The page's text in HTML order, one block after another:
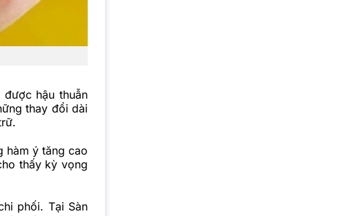
hậu thuẫn
thay đổi dài
hàm ý tăng cao
thấy kỳ vọng
phối. Tại Sàn